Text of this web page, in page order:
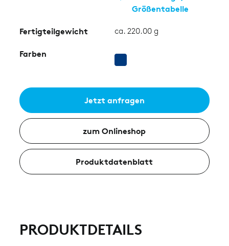
Größentabelle
Fertigteilgewicht ca. 220.00 g
Farben
Jetzt anfragen
zum Onlineshop
Produktdatenblatt
PRODUKTDETAILS